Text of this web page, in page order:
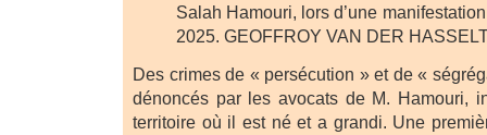
Salah Hamouri, lors d’une
2025. GEOFFROY VAN DER
Des crimes de « persécution » et de «
dénoncés par les avocats de M. Hamouri,
territoire où il est né et a grandi. Une